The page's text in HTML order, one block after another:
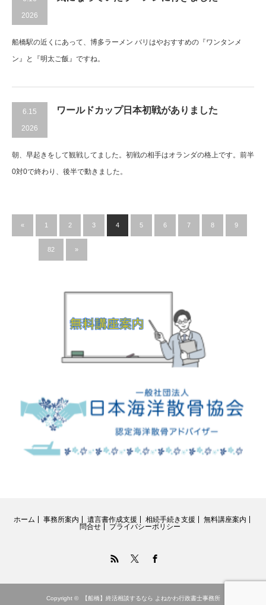
2026
船橋駅の近くにあって、博多ラーメン バリはやおすすめの『ワンタンメ
ン』と『明太ご飯』ですね。
6.15
2026
ワールドカップ日本初戦がありました
朝、早起きをして観戦してました。初戦の相手はオランダの格上です。前半
0対0で終わり、後半で動きました。
« 1 2 3 4 5 6 7 8 9
82 »
ホーム 事務所案内 遺言書作成支援 相続手続き支援
無料講座案内
問合せ
プライバシーポリシー
Facebook
Copyright © 【船橋】終活相談するなら よねかわ行政書士事務所